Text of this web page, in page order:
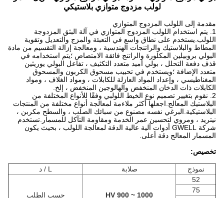
لولب مزدوج متوازي بلاستيكي
مقدمة إلى اللولب المزدوج المتوازي
1. يتم استخدام اللولب المزدوج المتوازي في آلة البثق المزدوجة
اللولب.يستخدم على نطاق واسع في التعبئة والمزج والتعديل وتقوية
المطاط والبلاستيك والراتنجات الهندسية ، ومعالجة إزالة التقسيم من مادة
البولي بروبيلين المكلورة والراتنج فائقة الامتصاص ؛يتم استخدامه في
قذف دفعة التحلل ، بولي أميد متعدد التكثيف ، تفاعل البولي يوريثين
متعدد الإضافة ؛ويستخدم في تحبيب مسحوق الكربون والمسحوق
المغناطيسي ، وإعداد المواد العازلة للكابلات ، ومواد الغلاف ، ومواد
الكابلات ذات الدخان المنخفض والهالوجين المنخفض ، إلخ.
2. نقوم بتغيير تصميم نوع الخيط اللولبي وفقًا للأنواع المختلفة من
البلاستيك المعالج.اجعلها أكثر ملاءمة لمعالجة أنواع مختلفة من المنتجات
البلاستيكية.البرغي نفسه مصنوع من سبائك الصلب ، والسطح مكربن ​​،
نيتريد ، ومروي لتحسين عمر الخدمة ومقاومة التآكل للمسمار.تستخدم
شركة GWELL أدوات آلية عالية الدقة لمعالجة اللولب ، بحيث يكون
المسمار المعالج دقة أعلى.
تخصيص:
نموذج صلابة
52
HV 900 ~ 1000
حسب الطلب
75